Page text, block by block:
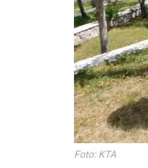
Foto: KTA